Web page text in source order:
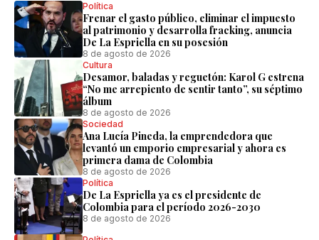
Política
Frenar el gasto público, eliminar el impuesto
al patrimonio y desarrolla fracking, anuncia
De La Espriella en su posesión
8 de agosto de 2026
Cultura
Desamor, baladas y reguetón: Karol G estrena
“No me arrepiento de sentir tanto”, su séptimo
álbum
8 de agosto de 2026
Sociedad
Ana Lucía Pineda, la emprendedora que
levantó un emporio empresarial y ahora es
primera dama de Colombia
8 de agosto de 2026
Política
De La Espriella ya es el presidente de
Colombia para el período 2026-2030
8 de agosto de 2026